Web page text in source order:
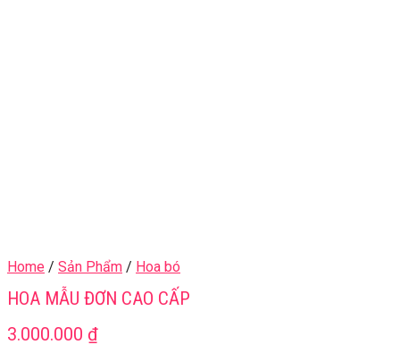
Home / Sản Phẩm / Hoa bó
HOA MẪU ĐƠN CAO CẤP
3.000.000 ₫